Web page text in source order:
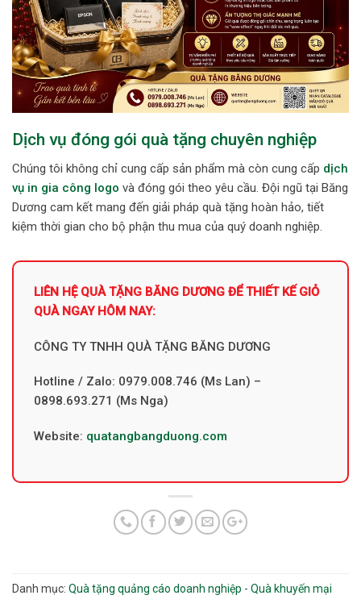
Dịch vụ đóng gói quà tặng chuyên nghiệp
Chúng tôi không chỉ cung cấp sản phẩm mà còn cung cấp dịch
vụ in gia công logo và đóng gói theo yêu cầu. Đội ngũ tại Băng
Dương cam kết mang đến giải pháp quà tặng hoàn hảo, tiết
kiệm thời gian cho bộ phận thu mua của quý doanh nghiệp.
LIÊN HỆ QUÀ TẶNG BĂNG DƯƠNG ĐỂ THIẾT KẾ GIỎ
QUÀ NGAY HÔM NAY:
CÔNG TY TNHH QUÀ TẶNG BĂNG DƯƠNG
Hotline / Zalo: 0979.008.746 (Ms Lan) –
0898.693.271 (Ms Nga)
Website: quatangbangduong.com
Danh mục: Quà tặng quảng cáo doanh nghiệp - Quà khuyến mại